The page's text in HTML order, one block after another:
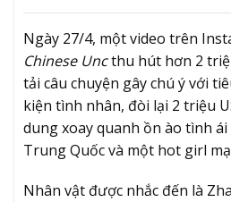
Ngày 27/4, một video trên
Chinese Uncthu hút hơn 2
tải câu chuyện gây chú ý với
kiện tình nhân, đòi lại 2 triệu
dung xoay quanh ồn ào tình
Trung Quốc và một hot girl
Nhân vật được nhắc đến là